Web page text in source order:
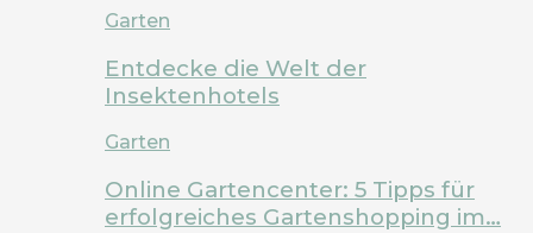
Garten
Entdecke die Welt der
Insektenhotels
Garten
Online Gartencenter: 5 Tipps für
erfolgreiches Gartenshopping im…